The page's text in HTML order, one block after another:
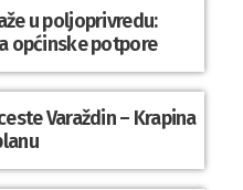
u poljoprivredu:
općinske potpore
Varaždin – Krapina